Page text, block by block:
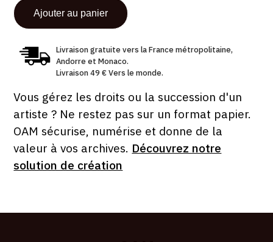
Livraison gratuite vers la France métropolitaine,
Andorre et Monaco.
Livraison 49 € Vers le monde.
Vous gérez les droits ou la succession d'un
artiste ? Ne restez pas sur un format papier.
OAM sécurise, numérise et donne de la
valeur à vos archives. Découvrez notre
solution de création